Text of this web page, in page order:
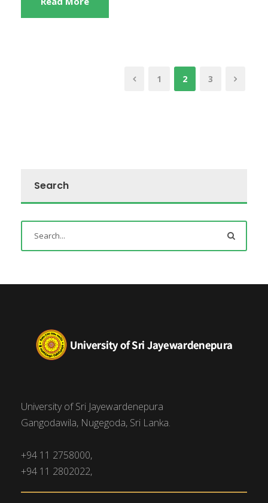
1 2 3
Search
University of Sri Jayewardenepura
Gangodawila, Nugegoda, Sri Lanka.
+94 11 2758000,
+94 11 2802022,